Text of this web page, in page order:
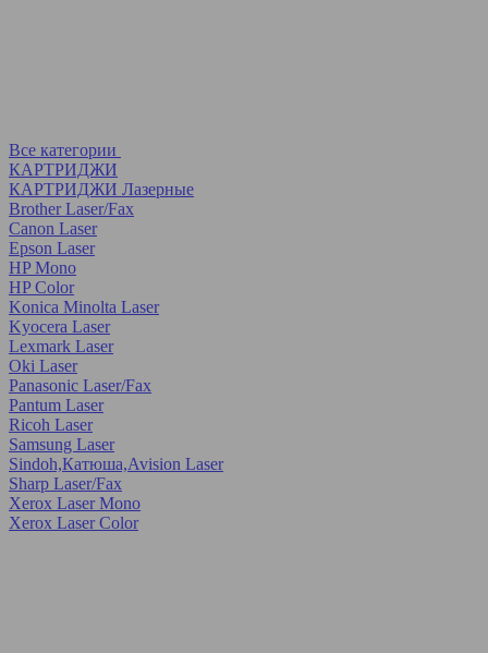
Все категории
КАРТРИДЖИ
КАРТРИДЖИ Лазерные
Brother Laser/Fax
Canon Laser
Epson Laser
HP Mono
HP Color
Konica Minolta Laser
Kyocera Laser
Lexmark Laser
Oki Laser
Panasonic Laser/Fax
Pantum Laser
Ricoh Laser
Samsung Laser
Sindoh,Катюша,Avision Laser
Sharp Laser/Fax
Xerox Laser Mono
Xerox Laser Color